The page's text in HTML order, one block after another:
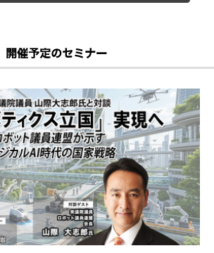
開催予定のセミナー